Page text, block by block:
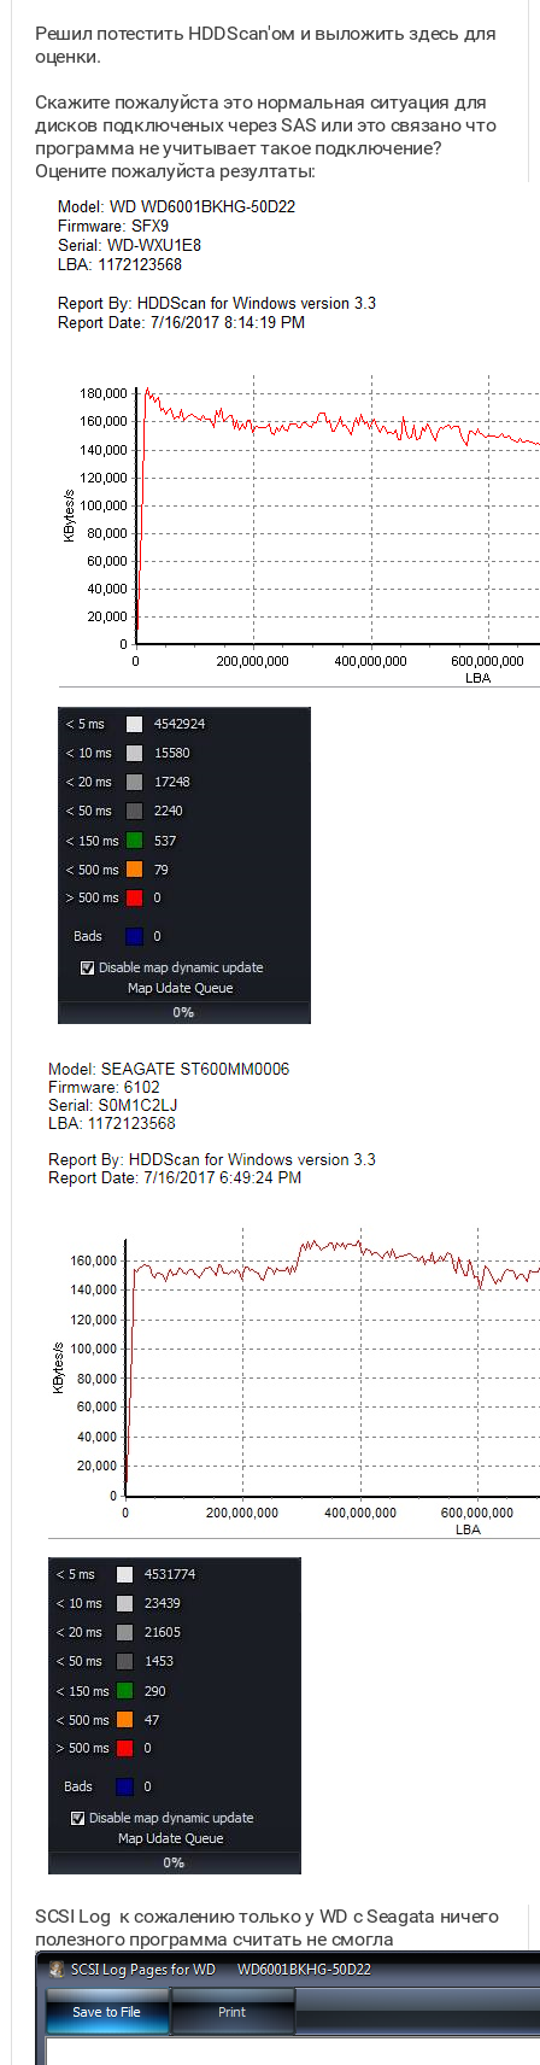
Решил потестить HDDScan'ом и выложить здесь для
оценки.
Скажите пожалуйста это нормальная ситуация для
дисков подключеных через SAS или это связано что
программа не учитывает такое подключение?
Оцените пожалуйста резултаты:
SCSI Log к сожалению только у WD c Seagata ничего
полезного программа считать не смогла